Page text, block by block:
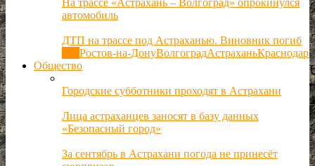
На трассе «Астрахань – Волгоград» опрокинулся
автомобиль
ДТП на трассе под Астраханью. Виновник погиб
Ростов-на-ДонуВолгоградАстраханьКраснодар
Общество
Городские субботники проходят в Астрахани
Лица астраханцев заносят в базу данных
«Безопасный город»
За сентябрь в Астрахани погода не принесёт